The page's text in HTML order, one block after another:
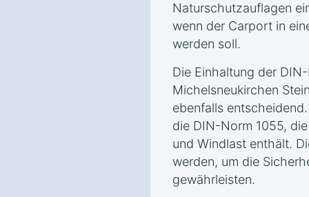
Naturschutzauflagen
wenn der Carport in
werden soll.
Die Einhaltung der
Michelsneukirchen
ebenfalls
die DIN-Norm 1055,
und Windlast enthält.
werden, um die
gewährleisten.